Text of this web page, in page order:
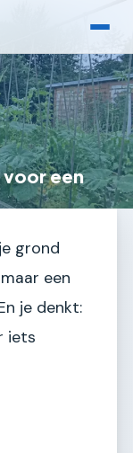
voor een
grond
een
je denkt:
iets